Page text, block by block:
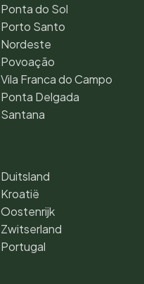
Ponta do Sol
Porto Santo
Nordeste
Povoação
Vila Franca do Campo
Ponta Delgada
Santana
Duitsland
Kroatië
Oostenrijk
Zwitserland
Portugal